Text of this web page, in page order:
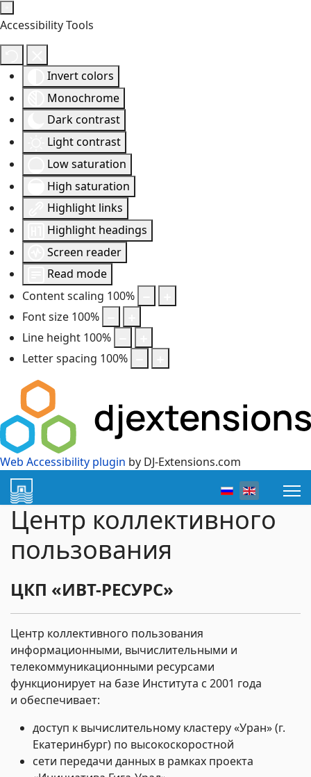
Accessibility Tools
Invert colors
Monochrome
Dark contrast
Light contrast
Low saturation
High saturation
Highlight links
Highlight headings
Screen reader
Read mode
Content scaling 100%
Font size 100%
Line height 100%
Letter spacing 100%
Web Accessibility plugin by DJ-Extensions.com
Select your
Центр коллективного
пользования
ЦКП «ИВТ-РЕСУРС»
Центр коллективного пользования
информационными, вычислительными и
телекоммуникационными ресурсами
функционирует на базе Института с 2001 года
и обеспечивает:
доступ к вычислительному кластеру «Уран» (г.
Екатеринбург) по высокоскоростной
сети передачи данных в рамках проекта